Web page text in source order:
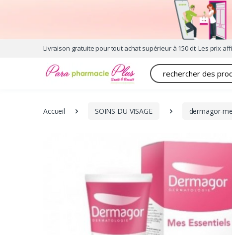
Livraison gratuite pour tout achat supérieur à 150 dt. Les prix
Recherche
Accueil SOINS DU VISAGE dermagor-